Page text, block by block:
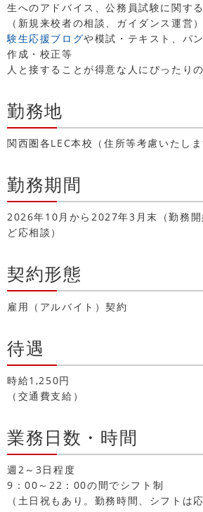
生へのアドバイス、公務員試験に関す
（新規来校者の相談、ガイダンス運営）
験生応援ブログや模試・テキスト、パ
作成・校正等
人と接することが得意な人にぴったり
勤務地
関西圏各LEC本校（住所等考慮いたしま
勤務期間
2026年10月から2027年3月末（勤務開
ど応相談）
契約形態
雇用（アルバイト）契約
待遇
時給1,250円
（交通費支給）
業務日数・時間
週2～3日程度
9：00～22：00の間でシフト制
（土日祝もあり。勤務時間、シフトは応